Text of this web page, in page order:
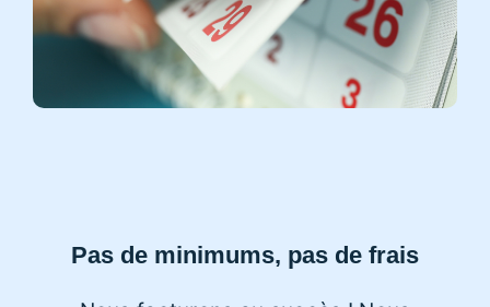
Pas de minimums, pas de frais